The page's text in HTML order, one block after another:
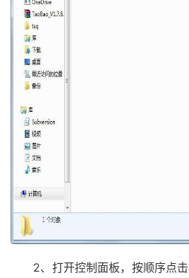
2、打开控制面板，按顺序点击